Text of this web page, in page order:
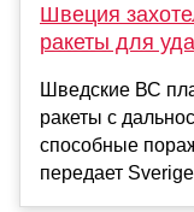
Швеция
ракеты для
Шведские ВС
ракеты с
способные
передает